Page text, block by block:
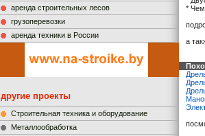
аренда строительных лесов
грузоперевозки
аренда техники в России
другие проекты
Строительная техника и оборудование
Металлообработка
*
а